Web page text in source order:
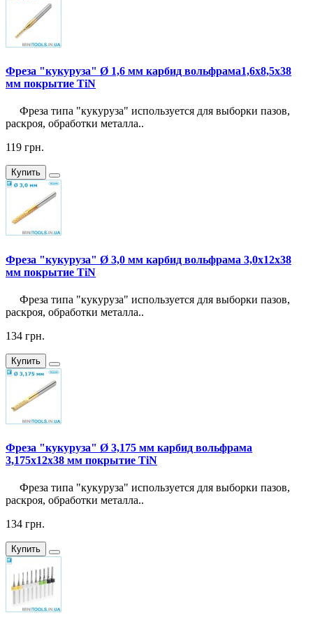
Фреза "кукуруза" Ø 1,6 мм карбид вольфрама1,6x8,5x38
мм покрытие TiN
Фреза типа "кукуруза" используется для выборки пазов,
раскроя, обработки металла..
119 грн.
Купить
Фреза "кукуруза" Ø 3,0 мм карбид вольфрама 3,0x12x38
мм покрытие TiN
Фреза типа "кукуруза" используется для выборки пазов,
раскроя, обработки металла..
134 грн.
Купить
Фреза "кукуруза" Ø 3,175 мм карбид вольфрама
3,175x12x38 мм покрытие TiN
Фреза типа "кукуруза" используется для выборки пазов,
раскроя, обработки металла..
134 грн.
Купить